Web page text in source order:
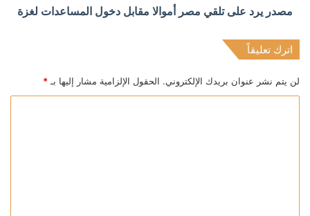
مصدر يرد على تلقي مصر أموالا مقابل دخول المساعدات لغزة
اترك تعليقاً
لن يتم نشر عنوان بريدك الإلكتروني. الحقول الإلزامية مشار إليها بـ *